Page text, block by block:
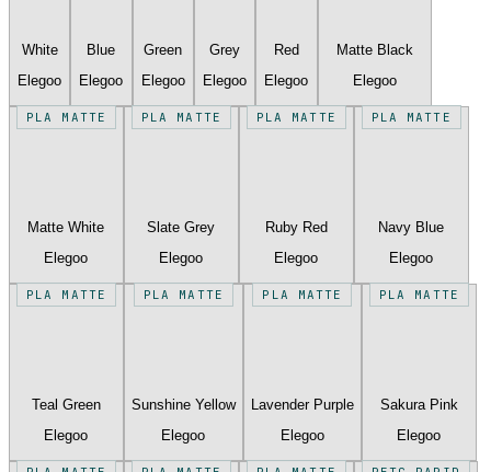
White
Elegoo
Blue
Elegoo
Green
Elegoo
Grey
Elegoo
Red
Elegoo
Matte Black
Elegoo
PLA MATTE
Matte White
Elegoo
PLA MATTE
Slate Grey
Elegoo
PLA MATTE
Ruby Red
Elegoo
PLA MATTE
Navy Blue
Elegoo
PLA MATTE
Teal Green
Elegoo
PLA MATTE
Sunshine Yellow
Elegoo
PLA MATTE
Lavender Purple
Elegoo
PLA MATTE
Sakura Pink
Elegoo